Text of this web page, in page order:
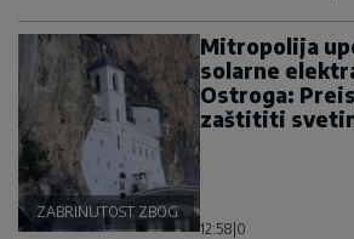
ZABRINUTOST ZBOG OSTROGA
Mitropolija
solarne
Ostroga:
zaštititi
12:58 0